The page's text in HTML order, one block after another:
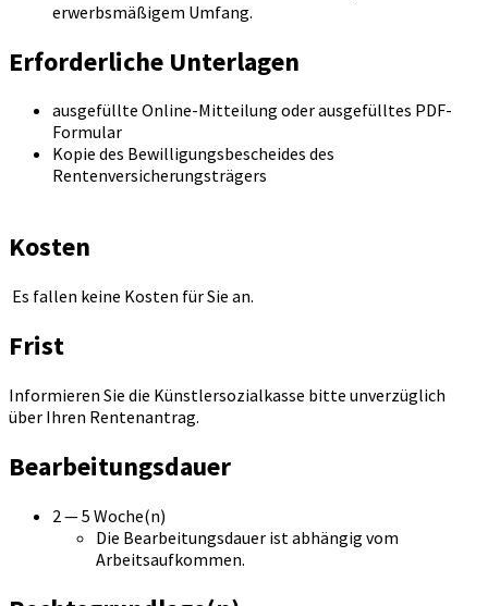
erwerbsmäßigem Umfang.
Erforderliche Unterlagen
ausgefüllte Online-Mitteilung oder ausgefülltes PDF-
Formular
Kopie des Bewilligungsbescheides des
Rentenversicherungsträgers
Kosten
Es fallen keine Kosten für Sie an.
Frist
Informieren Sie die Künstlersozialkasse bitte unverzüglich
über Ihren Rentenantrag.
Bearbeitungsdauer
2 — 5 Woche(n)
Die Bearbeitungsdauer ist abhängig vom
Arbeitsaufkommen.